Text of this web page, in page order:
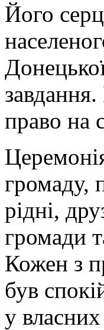
Його
право на
громаду,
рідні,
громади
Кожен з
був
у